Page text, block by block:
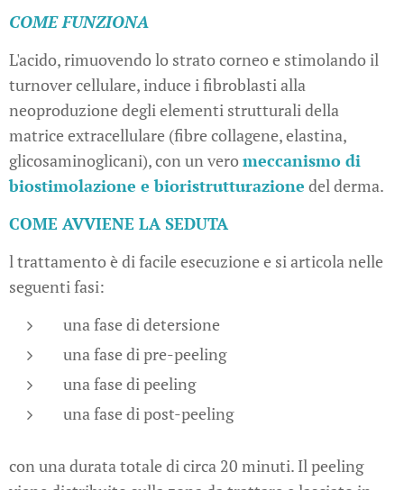
COME FUNZIONA
L'acido, rimuovendo lo strato corneo e stimolando il
turnover cellulare, induce i fibroblasti alla
neoproduzione degli elementi strutturali della
matrice extracellulare (fibre collagene, elastina,
glicosaminoglicani), con un veromeccanismo di
biostimolazione e bioristrutturazione del derma.
COME AVVIENE LA SEDUTA
l trattamento è di facile esecuzione e si articola nelle
seguenti fasi:
una fase di detersione
una fase di pre-peeling
una fase di peeling
una fase di post-peeling
con una durata totale di circa 20 minuti. Il peeling